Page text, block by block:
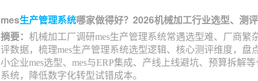
mes生产管理系统哪家做得好？2026机械加工行业选型、测
摘要： 机械加工厂调研mes生产管理系统常遇选型难、厂商
评数据，梳理mes生产管理系统选型逻辑、核心测评维度，
小企业mes选型、mes与ERP集成、产线上线避坑、预算拆解
系统，降低数字化转型试错成本。